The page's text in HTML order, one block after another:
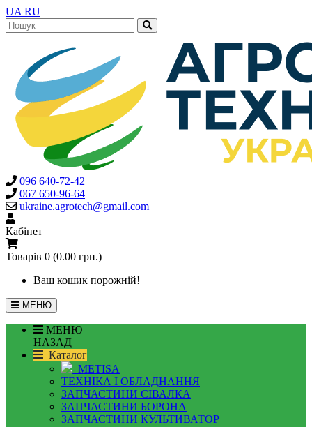
UA RU
096 640-72-42
067 650-96-64
ukraine.agrotech@gmail.com
Кабінет
Товарів 0 (0.00 грн.)
Ваш кошик порожній!
МЕНЮ
МЕНЮ
НАЗАД
Каталог
METISA
ТЕХНІКА І ОБЛАДНАННЯ
ЗАПЧАСТИНИ СІВАЛКА
ЗАПЧАСТИНИ БОРОНА
ЗАПЧАСТИНИ КУЛЬТИВАТОР